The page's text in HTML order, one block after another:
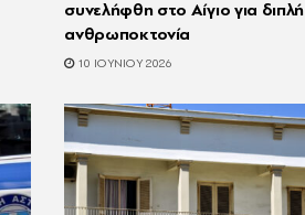
συνελήφθη στο Αίγιο για διπλή
ανθρωποκτονία
10 ΙΟΥΝΊΟΥ 2026